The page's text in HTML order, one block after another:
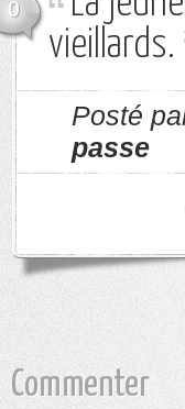
0
vieillards.
Posté
passe
Commenter